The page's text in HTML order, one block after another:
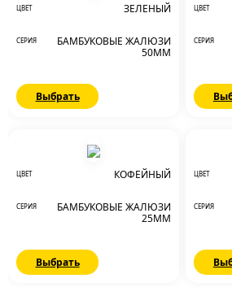
ЦВЕТ ЗЕЛЕНЫЙ
СЕРИЯ
БАМБУКОВЫЕ ЖАЛЮЗИ
50ММ
Выбрать
ЦВЕТ
СЕРИЯ
ЦВЕТ КОФЕЙНЫЙ
СЕРИЯ
БАМБУКОВЫЕ ЖАЛЮЗИ
25ММ
Выбрать
ЦВЕТ
СЕРИЯ